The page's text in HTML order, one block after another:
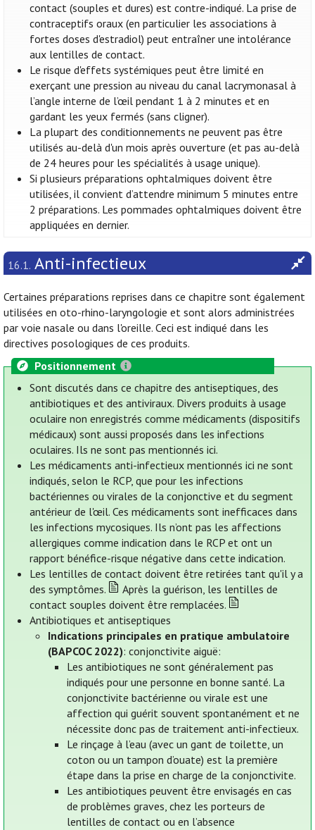
contact (souples et dures) est contre-indiqué. La prise de
contraceptifs oraux (en particulier les associations à
fortes doses d'estradiol) peut entraîner une intolérance
aux lentilles de contact.
Le risque d'effets systémiques peut être limité en
exerçant une pression au niveau du canal lacrymonasal à
l’angle interne de l’œil pendant 1 à 2 minutes et en
gardant les yeux fermés (sans cligner).
La plupart des conditionnements ne peuvent pas être
utilisés au-delà d'un mois après ouverture (et pas au-delà
de 24 heures pour les spécialités à usage unique).
Si plusieurs préparations ophtalmiques doivent être
utilisées, il convient d’attendre minimum 5 minutes entre
2 préparations. Les pommades ophtalmiques doivent être
appliquées en dernier.
16.1. Anti-infectieux
Certaines préparations reprises dans ce chapitre sont également
utilisées en oto-rhino-laryngologie et sont alors administrées
par voie nasale ou dans l'oreille. Ceci est indiqué dans les
directives posologiques de ces produits.
Positionnement
Sont discutés dans ce chapitre des antiseptiques, des
antibiotiques et des antiviraux. Divers produits à usage
oculaire non enregistrés comme médicaments (dispositifs
médicaux) sont aussi proposés dans les infections
oculaires. Ils ne sont pas mentionnés ici.
Les médicaments anti-infectieux mentionnés ici ne sont
indiqués, selon le RCP, que pour les infections
bactériennes ou virales de la conjonctive et du segment
antérieur de l'œil. Ces médicaments sont inefficaces dans
les infections mycosiques. Ils n’ont pas les affections
allergiques comme indication dans le RCP et ont un
rapport bénéfice-risque négative dans cette indication.
Les lentilles de contact doivent être retirées tant qu'il y a
des symptômes.
Après la guérison, les lentilles de
contact souples doivent être remplacées.
Antibiotiques et antiseptiques
Indications principales en pratique ambulatoire
(BAPCOC 2022): conjonctivite aiguë:
Les antibiotiques ne sont généralement pas
indiqués pour une personne en bonne santé. La
conjonctivite bactérienne ou virale est une
affection qui guérit souvent spontanément et ne
nécessite donc pas de traitement anti-infectieux.
Le rinçage à l’eau (avec un gant de toilette, un
coton ou un tampon d’ouate) est la première
étape dans la prise en charge de la conjonctivite.
Les antibiotiques peuvent être envisagés en cas
de problèmes graves, chez les porteurs de
lentilles de contact ou en l’absence